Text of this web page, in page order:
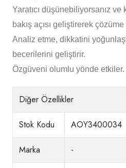
Yaratıcı düşünebiliyorsanız ve
bakış açısı geliştirerek
Analiz etme, dikkatini
becerilerini geliştirir.
Özgüveni olumlu yönde etkiler.
Diğer Özellikler
Stok Kodu AOY3400034
Marka -